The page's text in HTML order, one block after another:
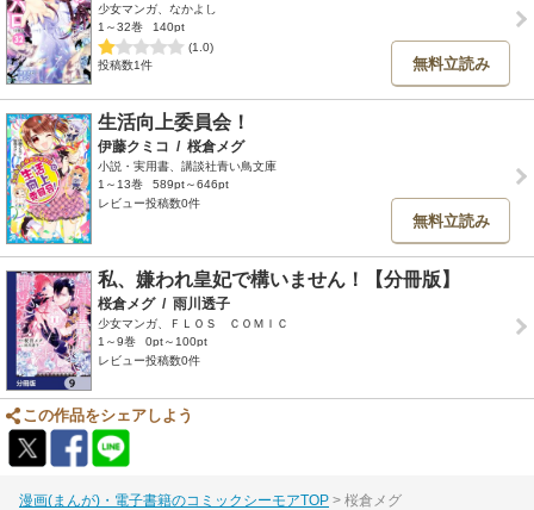
少女マンガ、なかよし
1～32巻
140pt
(1.0)
投稿数1件
無料立読み
生活向上委員会！
伊藤クミコ / 桜倉メグ
小説・実用書、講談社青い鳥文庫
1～13巻
589pt～646pt
レビュー投稿数0件
無料立読み
私、嫌われ皇妃で構いません！【分冊版】
桜倉メグ / 雨川透子
少女マンガ、ＦＬＯＳ ＣＯＭＩＣ
1～9巻
0pt～100pt
レビュー投稿数0件
この作品をシェアしよう
漫画(まんが)・電子書籍のコミックシーモアTOP 桜倉メグ